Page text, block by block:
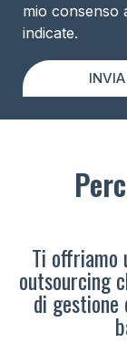
mio consenso
indicate.
Ti offriamo
outsourcing
di